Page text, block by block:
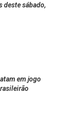
deste sábado,
em jogo